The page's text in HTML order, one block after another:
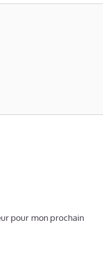
pour mon prochain